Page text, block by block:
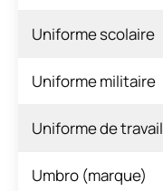
Uniforme scolaire
Uniforme militaire
Uniforme de travail
Umbro (marque)